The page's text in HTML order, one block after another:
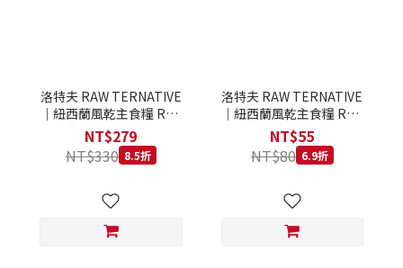
洛特夫 RAW TERNATIVE
｜紐西蘭風乾主食糧 RT3
羊肉 142g｜風乾主食糧 羊
肉 全齡犬 狗飼料
NT$279
NT$330 8.5折
洛特夫 RAW TERNATIVE
｜紐西蘭風乾主食糧 RT1
牛肉 25g｜風乾主食糧 牛
肉 全齡犬 狗飼料
NT$55
NT$80 6.9折